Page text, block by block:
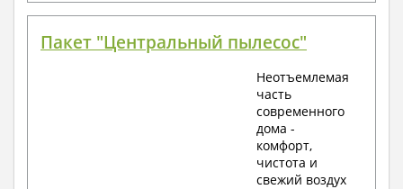
Пакет "Центральный пылесос"
Неотъемлемая
часть
современного
дома -
комфорт,
чистота и
свежий воздух